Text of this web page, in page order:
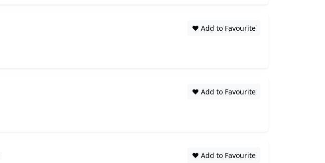
❤️ Add to Favourite
❤️ Add to Favourite
❤️ Add to Favourite